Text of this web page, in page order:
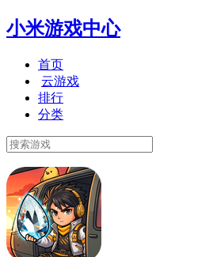
小米游戏中心
首页
云游戏
排行
分类